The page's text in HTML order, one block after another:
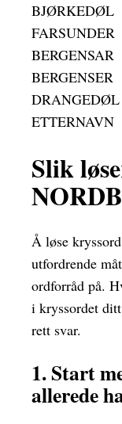
BJØRKEDØL
FARSUNDER
BERGENSAR
BERGENSER
DRANGEDØL
ETTERNAVN
Slik
Å løse
utfordrende
ordforråd på.
i kryssordet
rett svar.
1. Start
allerede